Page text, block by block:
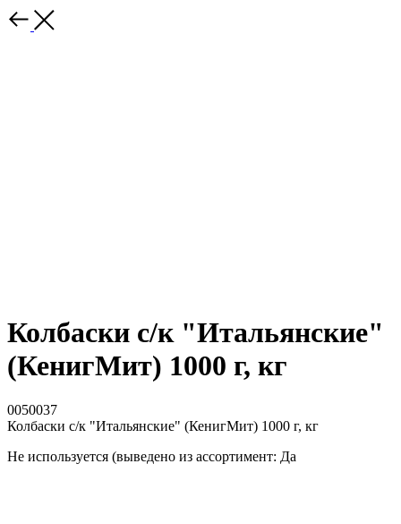
Колбаски с/к "Итальянские"
(КенигМит) 1000 г, кг
0050037
Колбаски с/к "Итальянские" (КенигМит) 1000 г, кг
Не используется (выведено из ассортимент: Да